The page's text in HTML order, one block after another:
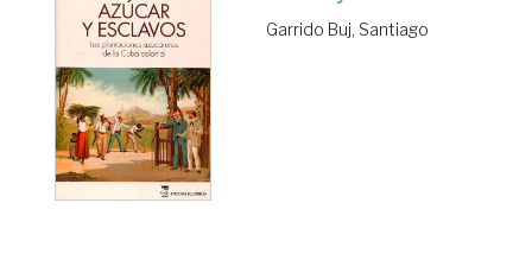
Garrido Buj, Santiago